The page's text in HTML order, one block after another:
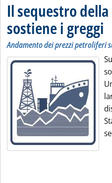
Il sequestro
sostiene i greggi
Andamento dei prezzi petroliferi